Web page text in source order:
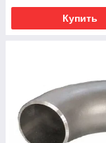
Купить